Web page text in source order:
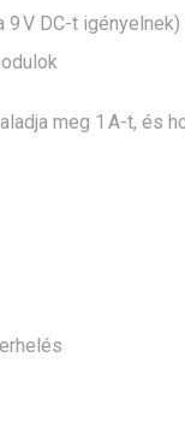
V DC-t
meg 1 A-t, és